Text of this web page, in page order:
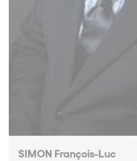
SIMON François-Luc